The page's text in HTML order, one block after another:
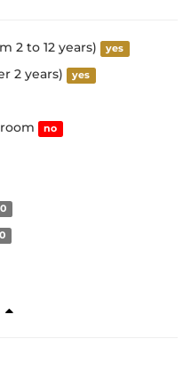
2 to 12 years) yes
2 years) yes
no